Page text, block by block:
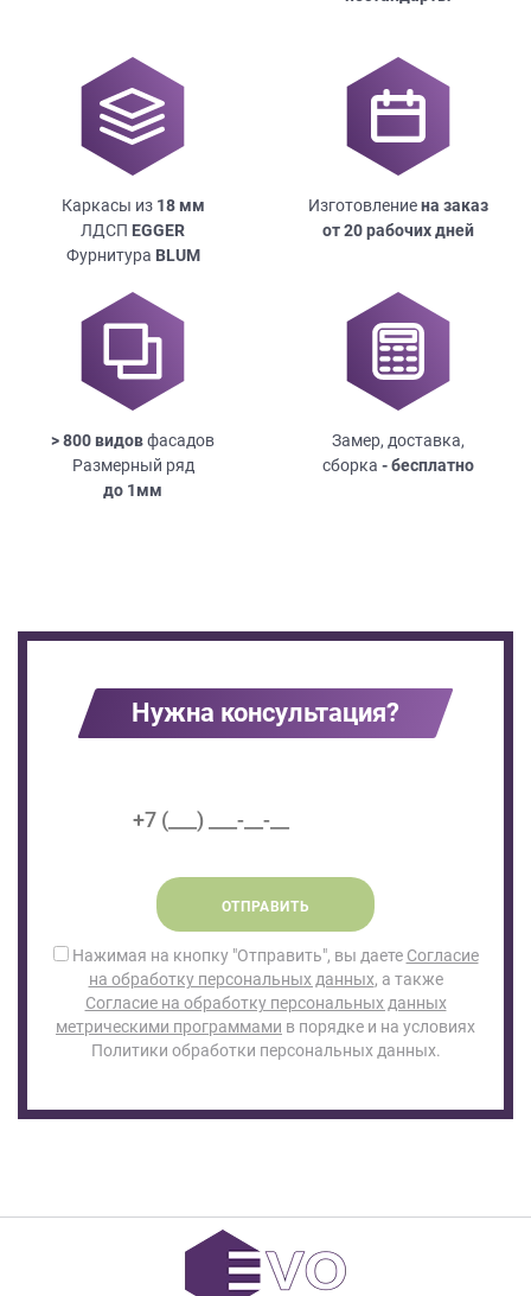
Каркасы из 18мм
ЛДСП EGGER
Фурнитура BLUM
Изготовлениена заказ
от 20 рабочих дней
> 800 видовфасадов
Размерный ряд
до 1мм
Замер, доставка,
сборка - бесплатно
Нужна консультация?
ОТПРАВИТЬ
Нажимая на кнопку "Отправить", вы даете Согласие
на обработку персональных данных, а также
Согласие на обработку персональных данных
метрическими программами в порядке и на условиях
Политики обработки персональных данных.